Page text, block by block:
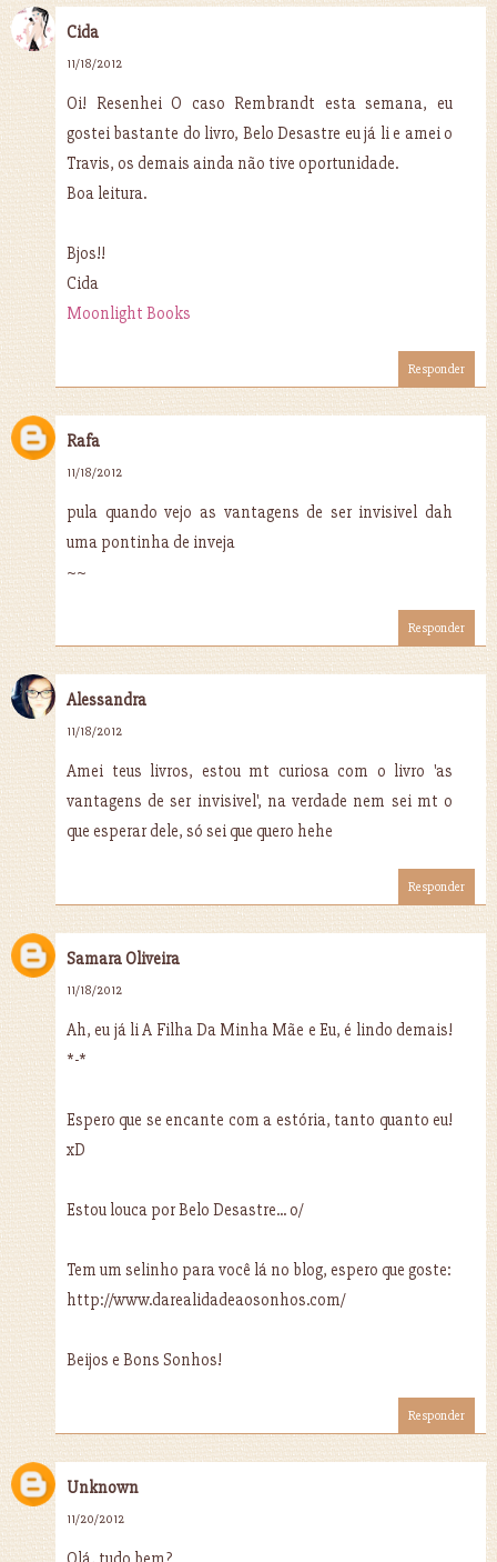
Cida
11/18/2012
Oi! Resenhei O caso Rembrandt esta semana, eu
gostei bastante do livro, Belo Desastre eu já li e amei o
Travis, os demais ainda não tive oportunidade.
Boa leitura.
Bjos!!
Cida
Moonlight Books
Responder
Rafa
11/18/2012
pula quando vejo as vantagens de ser invisivel dah
uma pontinha de inveja
~~
Responder
Alessandra
11/18/2012
Amei teus livros, estou mt curiosa com o livro 'as
vantagens de ser invisivel', na verdade nem sei mt o
que esperar dele, só sei que quero hehe
Responder
Samara Oliveira
11/18/2012
Ah, eu já li A Filha Da Minha Mãe e Eu, é lindo demais!
*-*
Espero que se encante com a estória, tanto quanto eu!
xD
Estou louca por Belo Desastre... o/
Tem um selinho para você lá no blog, espero que goste:
http://www.darealidadeaosonhos.com/
Beijos e Bons Sonhos!
Responder
Unknown
11/20/2012